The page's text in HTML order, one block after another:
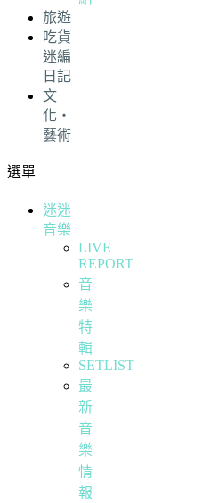
旅遊
吃貨
迷編
日記
文
化・
藝術
選單
迷迷
音樂
LIVE
REPORT
音
樂
特
輯
SETLIST
最
新
音
樂
情
報